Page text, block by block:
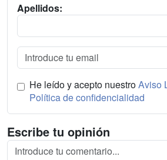
Apellidos:
He leído y acepto nuestroAviso
Política de confidencialidad
Escribe tu opinión